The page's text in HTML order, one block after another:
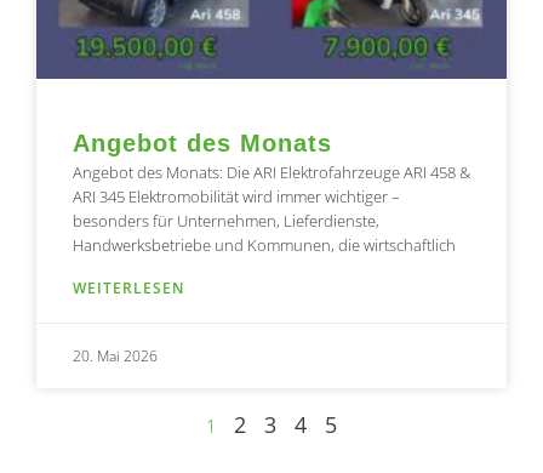
Angebot des Monats
Angebot des Monats: Die ARI Elektrofahrzeuge ARI 458 &
ARI 345 Elektromobilität wird immer wichtiger –
besonders für Unternehmen, Lieferdienste,
Handwerksbetriebe und Kommunen, die wirtschaftlich
WEITERLESEN
20. Mai 2026
1 2 3 4 5